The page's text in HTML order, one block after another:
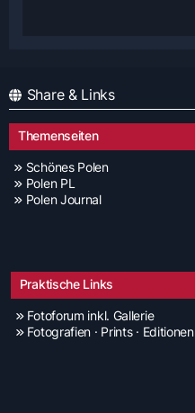
Share & Links
Themenseiten
Schönes Polen
Polen PL
Polen Journal
Praktische Links
Fotoforum inkl. Gallerie
Fotografien · Prints · Editionen